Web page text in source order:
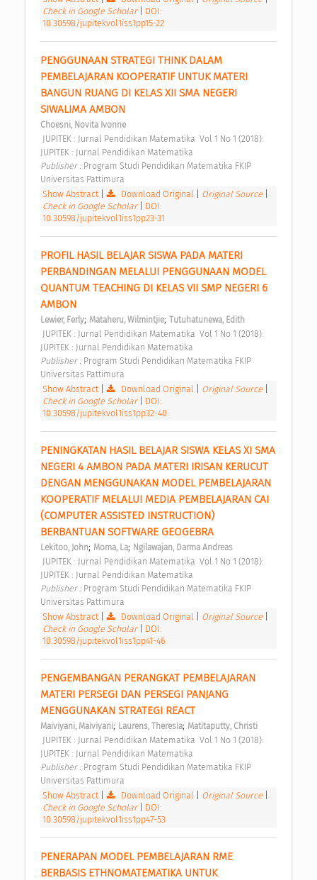
Check in Google Scholar
DOI:
10.30598/jupitekvol1iss1pp15-22
PENGGUNAAN STRATEGI THINK DALAM
PEMBELAJARAN KOOPERATIF UNTUK MATERI
BANGUN RUANG DI KELAS XII SMA NEGERI
SIWALIMA AMBON
Choesni, Novita Ivonne
JUPITEK : Jurnal Pendidikan Matematika
Publisher : Program Studi Pendidikan Matematika FKIP
Universitas Pattimura
Show Abstract
Download Original Original Source
Check in Google Scholar
DOI:
10.30598/jupitekvol1iss1pp23-31
PROFIL HASIL BELAJAR SISWA PADA MATERI
PERBANDINGAN MELALUI PENGGUNAAN MODEL
QUANTUM TEACHING DI KELAS VII SMP NEGERI 6
AMBON
Lewier, Ferly; Mataheru, Wilmintjie; Tutuhatunewa, Edith
JUPITEK : Jurnal Pendidikan Matematika
Publisher : Program Studi Pendidikan Matematika FKIP
Universitas Pattimura
Show Abstract
Download Original Original Source
Check in Google Scholar
DOI:
10.30598/jupitekvol1iss1pp32-40
PENINGKATAN HASIL BELAJAR SISWA KELAS XI SMA
NEGERI 4 AMBON PADA MATERI IRISAN KERUCUT
DENGAN MENGGUNAKAN MODEL PEMBELAJARAN
KOOPERATIF MELALUI MEDIA PEMBELAJARAN CAI
(COMPUTER ASSISTED INSTRUCTION)
BERBANTUAN SOFTWARE GEOGEBRA
Lekitoo, John; Moma, La; Ngilawajan, Darma Andreas
JUPITEK : Jurnal Pendidikan Matematika
Publisher : Program Studi Pendidikan Matematika FKIP
Universitas Pattimura
Show Abstract
Download Original Original Source
Check in Google Scholar
DOI:
10.30598/jupitekvol1iss1pp41-46
PENGEMBANGAN PERANGKAT PEMBELAJARAN
MATERI PERSEGI DAN PERSEGI PANJANG
MENGGUNAKAN STRATEGI REACT
Maiviyani, Maiviyani; Laurens, Theresia; Matitaputty, Christi
JUPITEK : Jurnal Pendidikan Matematika
Publisher : Program Studi Pendidikan Matematika FKIP
Universitas Pattimura
Show Abstract
Download Original Original Source
Check in Google Scholar
DOI:
10.30598/jupitekvol1iss1pp47-53
PENERAPAN MODEL PEMBELAJARAN RME
BERBASIS ETHNOMATEMATIKA UNTUK